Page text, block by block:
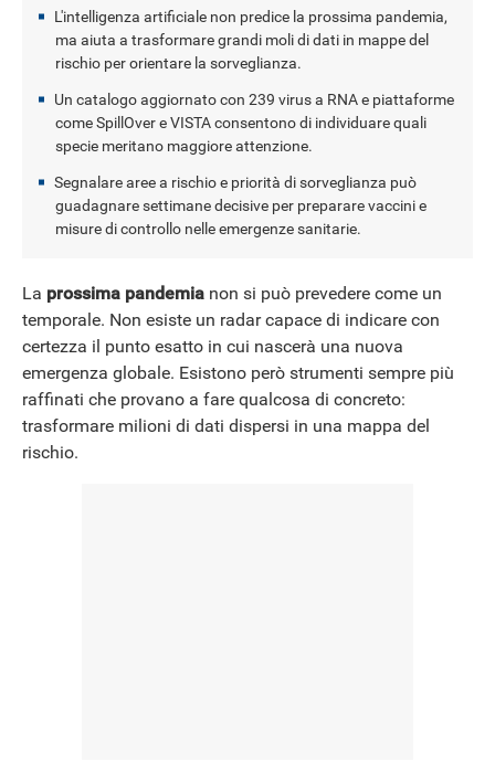
L'intelligenza artificiale non predice la prossima pandemia,
ma aiuta a trasformare grandi moli di dati in mappe del
rischio per orientare la sorveglianza.
Un catalogo aggiornato con 239 virus a RNA e piattaforme
come SpillOver e VISTA consentono di individuare quali
specie meritano maggiore attenzione.
Segnalare aree a rischio e priorità di sorveglianza può
guadagnare settimane decisive per preparare vaccini e
misure di controllo nelle emergenze sanitarie.
La prossima pandemia non si può prevedere come un
temporale. Non esiste un radar capace di indicare con
certezza il punto esatto in cui nascerà una nuova
emergenza globale. Esistono però strumenti sempre più
raffinati che provano a fare qualcosa di concreto:
trasformare milioni di dati dispersi in una mappa del
rischio.